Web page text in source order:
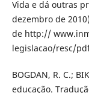
Vida e dá outras
dezembro de
de http://
legislacao/resc/
BOGDAN, R. C.;
educação.